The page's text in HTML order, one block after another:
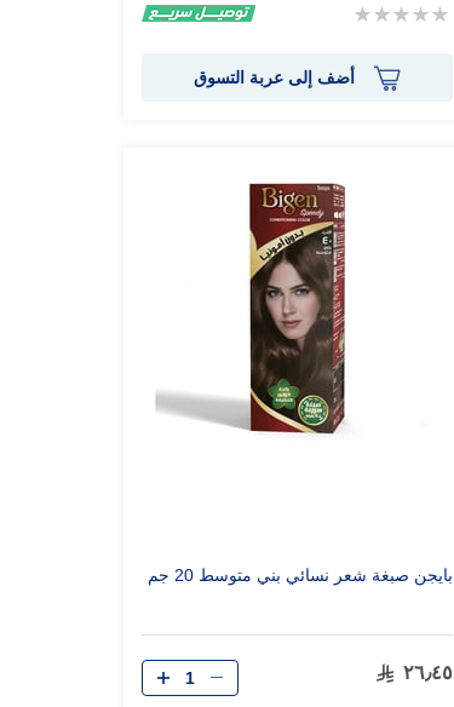
Rating:
أضف إلى عربة التسوق
بايجن صبغة شعر نسائي بني متوسط 20 جم
٢٦٫٤٥ الكمية